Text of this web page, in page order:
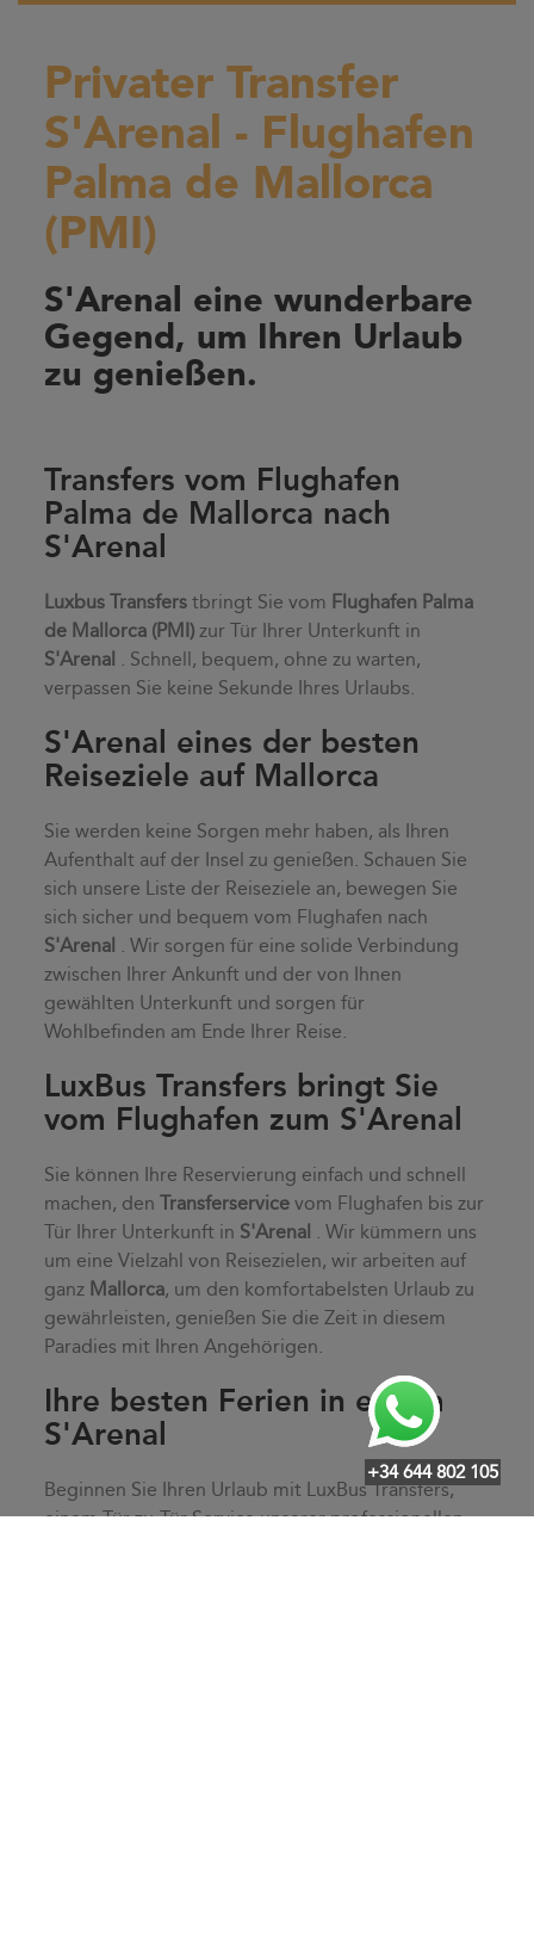
+34 644 802 105
Privater Transfer
S'Arenal - Flughafen
Palma de Mallorca
(PMI)
S'Arenal eine wunderbare
Gegend, um Ihren Urlaub
zu genießen.
Transfers vom Flughafen
Palma de Mallorca nach
S'Arenal
Luxbus Transfers tbringt Sie vom Flughafen Palma
de Mallorca (PMI) zur Tür Ihrer Unterkunft in
S'Arenal . Schnell, bequem, ohne zu warten,
verpassen Sie keine Sekunde Ihres Urlaubs.
S'Arenal eines der besten
Reiseziele auf Mallorca
Sie werden keine Sorgen mehr haben, als Ihren
Aufenthalt auf der Insel zu genießen. Schauen Sie
sich unsere Liste der Reiseziele an, bewegen Sie
sich sicher und bequem vom Flughafen nach
S'Arenal . Wir sorgen für eine solide Verbindung
zwischen Ihrer Ankunft und der von Ihnen
gewählten Unterkunft und sorgen für
Wohlbefinden am Ende Ihrer Reise.
LuxBus Transfers bringt Sie
vom Flughafen zum S'Arenal
Sie können Ihre Reservierung einfach und schnell
machen, denTransferservice vom Flughafen bis zur
Tür Ihrer Unterkunft in S'Arenal . Wir kümmern uns
um eine Vielzahl von Reisezielen, wir arbeiten auf
ganz Mallorca, um den komfortabelsten Urlaub zu
gewährleisten, genießen Sie die Zeit in diesem
Paradies mit Ihren Angehörigen.
Ihre besten Ferien in einem
S'Arenal
Beginnen Sie Ihren Urlaub mit LuxBus Transfers,
einem Tür-zu-Tür-Service unserer professionellen